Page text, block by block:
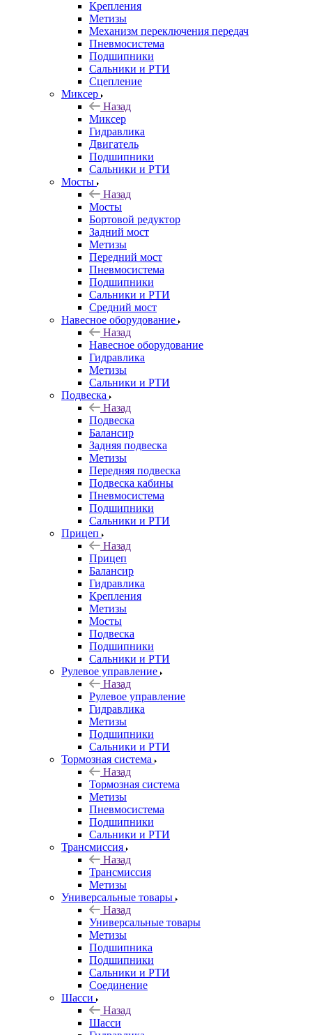
Крепления
Метизы
Механизм переключения передач
Пневмосистема
Подшипники
Сальники и РТИ
Сцепление
Миксер
Назад
Миксер
Гидравлика
Двигатель
Подшипники
Сальники и РТИ
Мосты
Назад
Мосты
Бортовой редуктор
Задний мост
Метизы
Передний мост
Пневмосистема
Подшипники
Сальники и РТИ
Средний мост
Навесное оборудование
Назад
Навесное оборудование
Гидравлика
Метизы
Сальники и РТИ
Подвеска
Назад
Подвеска
Балансир
Задняя подвеска
Метизы
Передняя подвеска
Подвеска кабины
Пневмосистема
Подшипники
Сальники и РТИ
Прицеп
Назад
Прицеп
Балансир
Гидравлика
Крепления
Метизы
Мосты
Подвеска
Подшипники
Сальники и РТИ
Рулевое управление
Назад
Рулевое управление
Гидравлика
Метизы
Подшипники
Сальники и РТИ
Тормозная система
Назад
Тормозная система
Метизы
Пневмосистема
Подшипники
Сальники и РТИ
Трансмиссия
Назад
Трансмиссия
Метизы
Универсальные товары
Назад
Универсальные товары
Метизы
Подшипника
Подшипники
Сальники и РТИ
Соединение
Шасси
Назад
Шасси